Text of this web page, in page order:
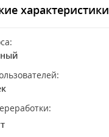
характеристики